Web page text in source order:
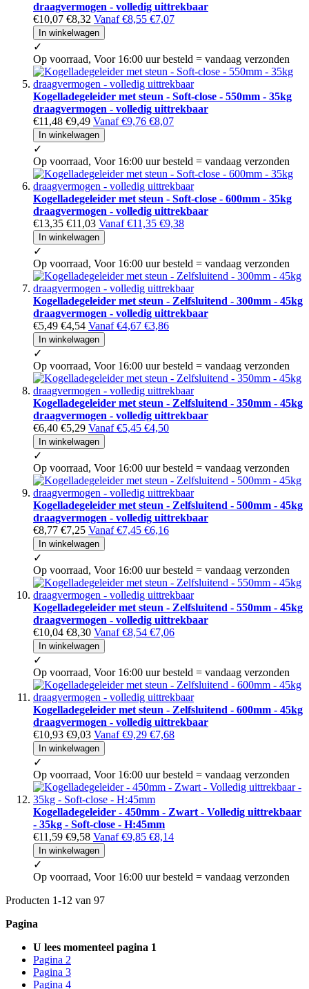
draagvermogen - volledig uittrekbaar
€10,07 €8,32 Vanaf €8,55 €7,07
In winkelwagen
✓
Op voorraad, Voor 16:00 uur besteld = vandaag verzonden
Kogelladegeleider met steun - Soft-close - 550mm - 35kg
draagvermogen - volledig uittrekbaar
€11,48 €9,49 Vanaf €9,76 €8,07
In winkelwagen
✓
Op voorraad, Voor 16:00 uur besteld = vandaag verzonden
Kogelladegeleider met steun - Soft-close - 600mm - 35kg
draagvermogen - volledig uittrekbaar
€13,35 €11,03 Vanaf €11,35 €9,38
In winkelwagen
✓
Op voorraad, Voor 16:00 uur besteld = vandaag verzonden
Kogelladegeleider met steun - Zelfsluitend - 300mm - 45kg
draagvermogen - volledig uittrekbaar
€5,49 €4,54 Vanaf €4,67 €3,86
In winkelwagen
✓
Op voorraad, Voor 16:00 uur besteld = vandaag verzonden
Kogelladegeleider met steun - Zelfsluitend - 350mm - 45kg
draagvermogen - volledig uittrekbaar
€6,40 €5,29 Vanaf €5,45 €4,50
In winkelwagen
✓
Op voorraad, Voor 16:00 uur besteld = vandaag verzonden
Kogelladegeleider met steun - Zelfsluitend - 500mm - 45kg
draagvermogen - volledig uittrekbaar
€8,77 €7,25 Vanaf €7,45 €6,16
In winkelwagen
✓
Op voorraad, Voor 16:00 uur besteld = vandaag verzonden
Kogelladegeleider met steun - Zelfsluitend - 550mm - 45kg
draagvermogen - volledig uittrekbaar
€10,04 €8,30 Vanaf €8,54 €7,06
In winkelwagen
✓
Op voorraad, Voor 16:00 uur besteld = vandaag verzonden
Kogelladegeleider met steun - Zelfsluitend - 600mm - 45kg
draagvermogen - volledig uittrekbaar
€10,93 €9,03 Vanaf €9,29 €7,68
In winkelwagen
✓
Op voorraad, Voor 16:00 uur besteld = vandaag verzonden
Kogelladegeleider - 450mm - Zwart - Volledig uittrekbaar
- 35kg - Soft-close - H:45mm
€11,59 €9,58 Vanaf €9,85 €8,14
In winkelwagen
✓
Op voorraad, Voor 16:00 uur besteld = vandaag verzonden
Producten 1-12 van 97
Pagina
U lees momenteel pagina 1
Pagina 2
Pagina 3
Pagina 4